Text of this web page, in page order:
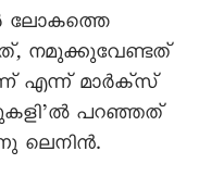
ലോകത്തെ
നമുക്കുവേണ്ടത്
എന്ന് മാർക്സ്
പറഞ്ഞത്
ലെനിൻ.